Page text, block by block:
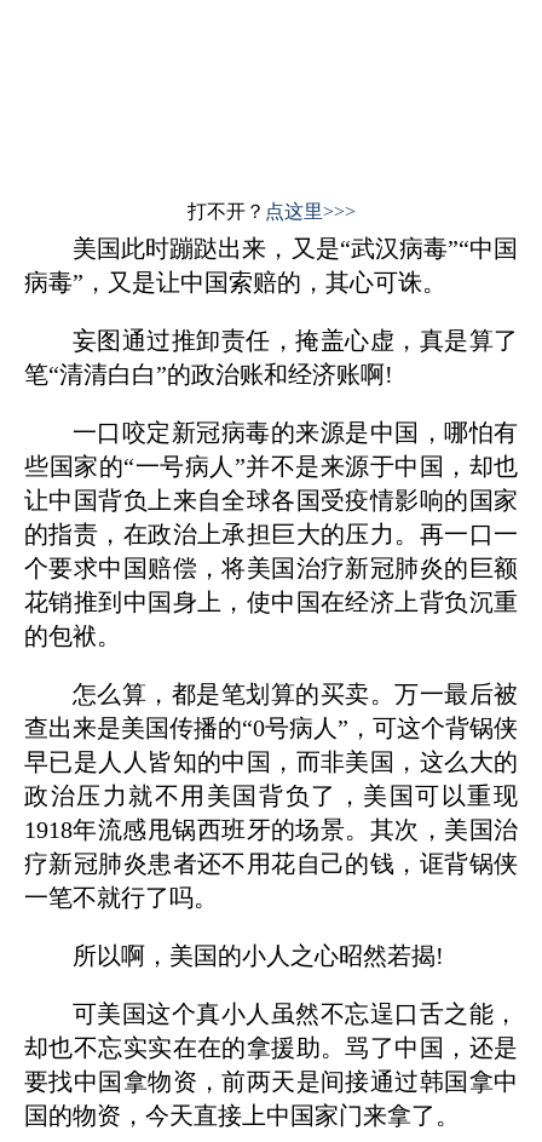
打不开？ 点这里>>>
美国此时蹦跶出来，又是“武汉病毒”“中国
病毒”，又是让中国索赔的，其心可诛。
妄图通过推卸责任，掩盖心虚，真是算了
笔“清清白白”的政治账和经济账啊!
一口咬定新冠病毒的来源是中国，哪怕有
些国家的“一号病人”并不是来源于中国，却也
让中国背负上来自全球各国受疫情影响的国家
的指责，在政治上承担巨大的压力。再一口一
个要求中国赔偿，将美国治疗新冠肺炎的巨额
花销推到中国身上，使中国在经济上背负沉重
的包袱。
怎么算，都是笔划算的买卖。万一最后被
查出来是美国传播的“0号病人”，可这个背锅侠
早已是人人皆知的中国，而非美国，这么大的
政治压力就不用美国背负了，美国可以重现
1918年流感甩锅西班牙的场景。其次，美国治
疗新冠肺炎患者还不用花自己的钱，诓背锅侠
一笔不就行了吗。
所以啊，美国的小人之心昭然若揭!
可美国这个真小人虽然不忘逞口舌之能，
却也不忘实实在在的拿援助。骂了中国，还是
要找中国拿物资，前两天是间接通过韩国拿中
国的物资，今天直接上中国家门来拿了。